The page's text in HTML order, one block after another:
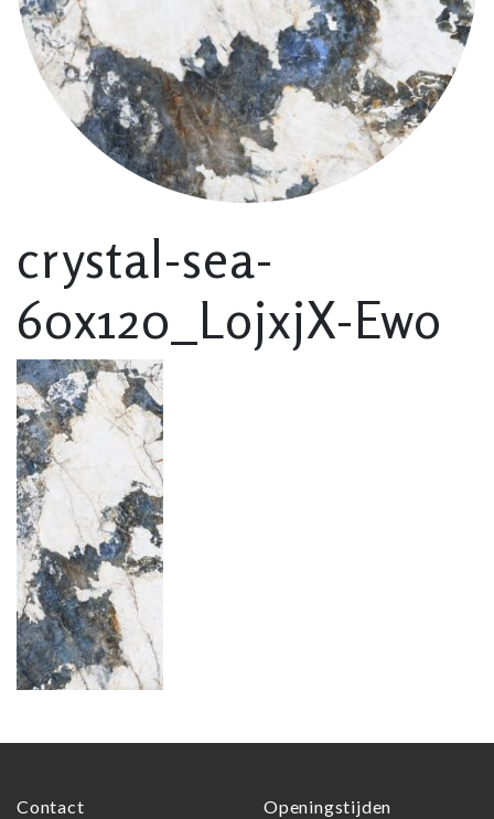
crystal-sea-
60x120_LojxjX-Ewo
Contact Openingstijden